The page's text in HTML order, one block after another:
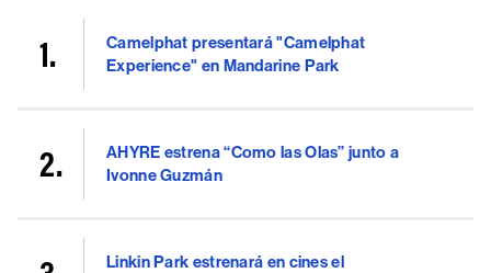
Camelphat presentará "Camelphat
Experience" en Mandarine Park
AHYRE estrena “Como las Olas” junto a
Ivonne Guzmán
Linkin Park estrenará en cines el